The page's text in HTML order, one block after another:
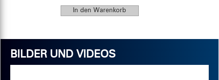
BILDER UND VIDEOS